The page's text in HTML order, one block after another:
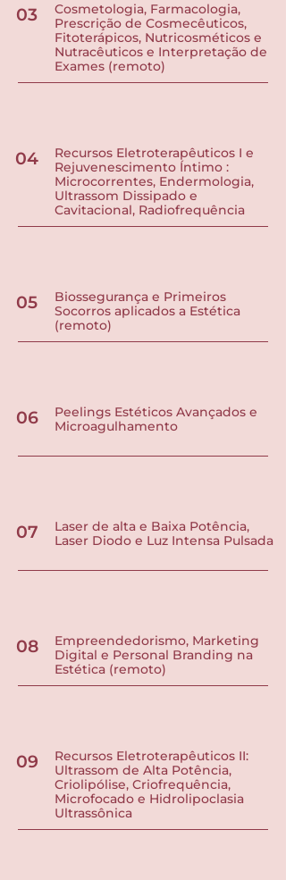
03
Cosmetologia, Farmacologia,
Prescrição de Cosmecêuticos,
Fitoterápicos, Nutricosméticos e
Nutracêuticos e Interpretação de
Exames (remoto)
04
Recursos Eletroterapêuticos I e
Rejuvenescimento Íntimo :
Microcorrentes, Endermologia,
Ultrassom Dissipado e
Cavitacional, Radiofrequência
05
Biossegurança e Primeiros
Socorros aplicados a Estética
(remoto)
06
Peelings Estéticos Avançados e
Microagulhamento
07
Laser de alta e Baixa Potência,
Laser Diodo e Luz Intensa Pulsada
08
Empreendedorismo, Marketing
Digital e Personal Branding na
Estética (remoto)
09
Recursos Eletroterapêuticos II:
Ultrassom de Alta Potência,
Criolipólise, Criofrequência,
Microfocado e Hidrolipoclasia
Ultrassônica